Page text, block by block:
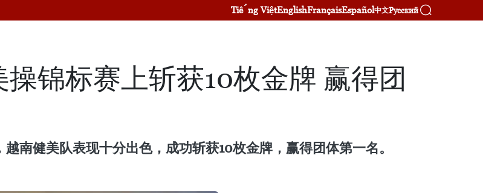
Tiếng ViệtEnglishFrançaisEspañol中文Русский
锦标赛上斩获10枚金牌 赢得团
南健美队表现十分出色，成功斩获10枚金牌，赢得团体第一名。